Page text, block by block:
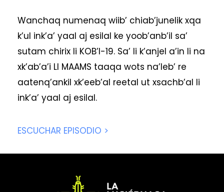
Wanchaq numenaq wiib’ chiab’junelik xqa
k’ul ink’a’ yaal aj esilal ke yoob’anb’il sa’
sutam chirix li KOB’I-19. Sa’ li k’anjel a’in li na
xk’ab’a’i LI MAAMS taaqa wots na’leb’ re
aatenq’ankil xk’eeb’al reetal ut xsachb’al li
ink’a’ yaal aj esilal.
ESCUCHAR EPISODIO >